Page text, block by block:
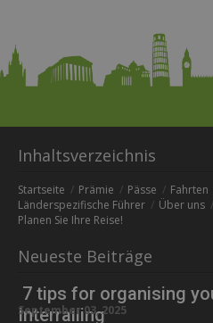
Inhaltsverzeichnis
Startseite Prämie Pässe Fahrten
Länderspezifische Führer
Über uns
Planen Sie Ihre Reise!
Neueste Beiträge
7 tips for organising
Interrailing
September 03, 2025